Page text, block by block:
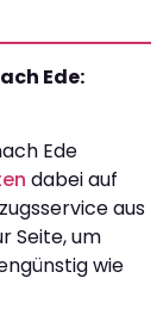
Ede:
Ede
dabei auf
aus
Seite, um
wie